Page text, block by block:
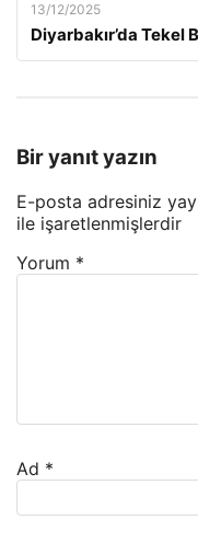
13/12/2025
Diyarbakır’da Tekel
Bir yanıt yazın
E-posta adresiniz
ile işaretlenmişlerdir
Yorum *
Ad *